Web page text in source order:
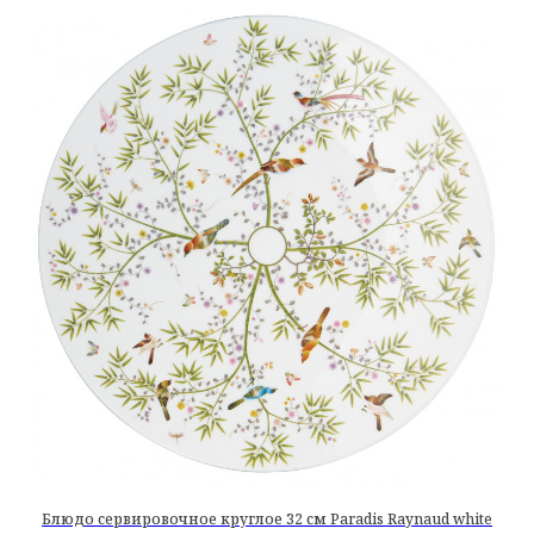
Блюдо сервировочное круглое 32 см Paradis Raynaud white